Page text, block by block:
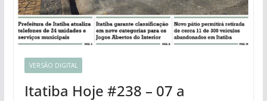
VERSÃO DIGITAL
Itatiba Hoje #238 – 07 a